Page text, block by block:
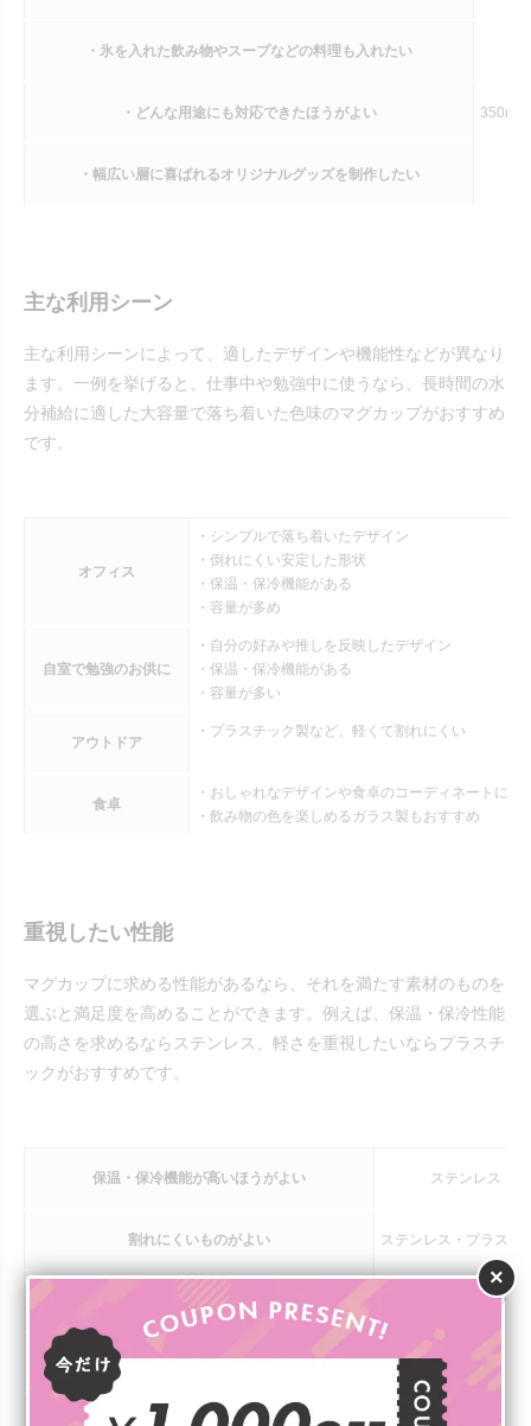
×
・氷を入れた飲み物やスープなどの料理も入れたい
350ml
・どんな用途にも対応できたほうがよい
・幅広い層に喜ばれるオリジナルグッズを制作したい
主な利用シーン
主な利用シーンによって、適したデザインや機能性などが異なり
ます。一例を挙げると、仕事中や勉強中に使うなら、長時間の水
分補給に適した大容量で落ち着いた色味のマグカップがおすすめ
です。
オフィス
・シンプルで落ち着いたデザイン
・倒れにくい安定した形状
・保温・保冷機能がある
・容量が多め
自室で勉強のお供に
・自分の好みや推しを反映したデザイン
・保温・保冷機能がある
・容量が多い
アウトドア
・プラスチック製など、軽くて割れにくい
食卓
・おしゃれなデザインや食卓のコーディネートに合
・飲み物の色を楽しめるガラス製もおすすめ
重視したい性能
マグカップに求める性能があるなら、それを満たす素材のものを
選ぶと満足度を高めることができます。例えば、保温・保冷性能
の高さを求めるならステンレス、軽さを重視したいならプラスチ
ックがおすすめです。
保温・保冷機能が高いほうがよい ステンレス
割れにくいものがよい ステンレス・プラスチ
軽さを重視したい プラスチック
手触りのよさや高級感、温かみを求めている